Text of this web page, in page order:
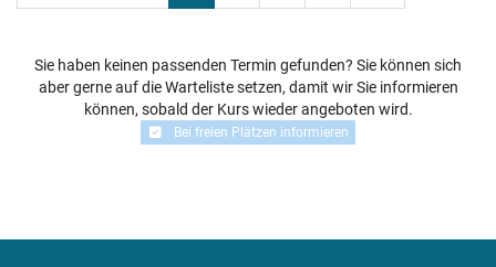
Sie haben keinen passenden Termin gefunden? Sie können sich
aber gerne auf die Warteliste setzen, damit wir Sie informieren
können, sobald der Kurs wieder angeboten wird.
Bei freien Plätzen informieren